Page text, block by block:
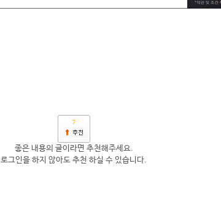
7
좋은 내용의 글이라면 추천해주세요.
로그인을 하지 않아도 추천 하실 수 있습니다.